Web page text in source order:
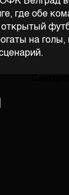
где обе
открытый
на голы,